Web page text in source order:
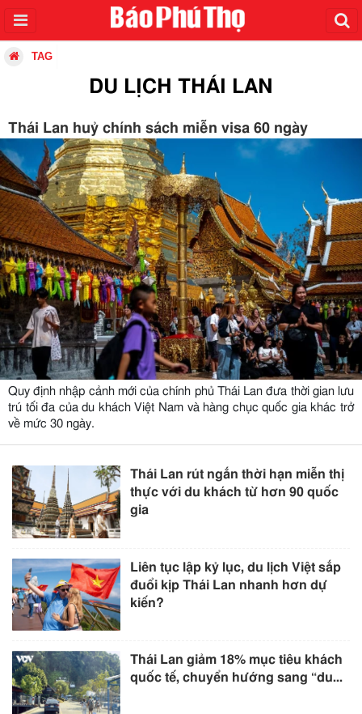
TAG
DU LỊCH THÁI LAN
Thái Lan huỷ chính sách miễn visa 60 ngày
Quy định nhập cảnh mới của chính phủ Thái Lan đưa thời gian lưu
trú tối đa của du khách Việt Nam và hàng chục quốc gia khác trở
về mức 30 ngày.
Thái Lan rút ngắn thời hạn miễn thị
thực với du khách từ hơn 90 quốc
gia
Liên tục lập kỷ lục, du lịch Việt sắp
đuổi kịp Thái Lan nhanh hơn dự
kiến?
Thái Lan giảm 18% mục tiêu khách
quốc tế, chuyển hướng sang “du...